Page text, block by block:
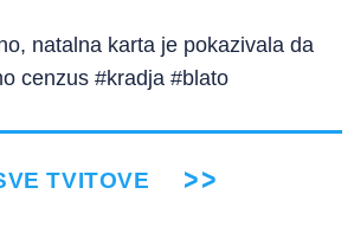
natalna karta je pokazivala da
cenzus #kradja #blato
TVITOVE